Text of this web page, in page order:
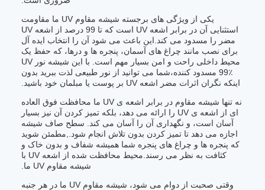
یکی از ویژگی های برجسته شیشه مقاوم UV ما مقاومت
استثنایی آن در برابر اشعه UV است که تا 99 درصد از اشعه UV
مضر را مسدود می کند.این باعث می شود آن را انتخاب ایده آل
برای نصب مانند چراغ های آسمان، پنجره ها و درها، که حفظ یک
محیط داخلی راحت و امن بسیار مهم است. با این شیشه نور UV
99٪ مسدود کننده،شما می توانید از نور طبیعی لذت ببرید بدون
اینکه نگران اثرات مضر اشعه UV بر پوست یا مبلمان خود باشید.
نه تنها شیشه مقاوم در برابر اشعه ی UV ما محافظت فوق العاده
ای از اشعه ی UV را ارائه می دهد، بلکه تمیز کردن آن نیز بسیار
آسان است، و نگهداری آن را آسان می کند. سطح صاف شیشه
اجازه می دهد تا تمیز کردن بدون تلاش انجام شود.,مطمئن شوید
که پنجره ها و چراغ های پنجره شما همیشه شفاف و بدون خاک و
کثافت به نظر می رسند.محیط محافظت شده از اشعه UV با
شیشه مقاوم UV ما.
وقتی صحبت از دوام می شود، شیشه مقاوم UV ما در هر جنبه